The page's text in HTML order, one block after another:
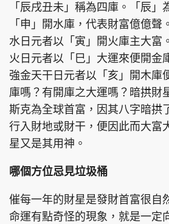
「辰戌丑未」稱為四庫。「辰」
「申」開水庫，代表財富億億聲
水日元者以「寅」開火庫主大富
火日元者以「巳」大運來便開金
強金天干日元者以「亥」開木庫
庫嗎？有開庫之大運嗎？暗拱財
斯克為全球首富，因其八字暗拱
行入財地或財干，便因此而大富
星又是其用神。
哪個方位忌見垃圾桶
催每一年的財星是發財首富很自
命運有點奇怪的現象，就是一定